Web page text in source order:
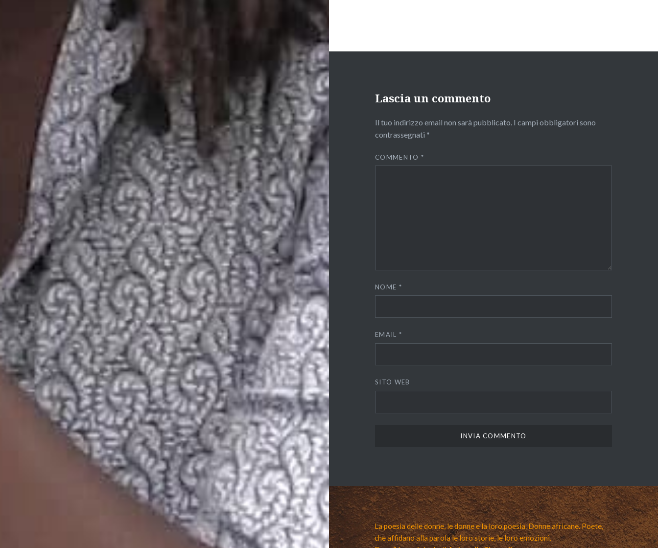
Lascia un commento
Il tuo indirizzo email non sarà pubblicato. I campi obbligatori sono
contrassegnati *
COMMENTO *
NOME *
EMAIL *
SITO WEB
La poesia delle donne, le donne e la loro poesia. Donne africane. Poete,
che affidano alla parola le loro storie, le loro emozioni.